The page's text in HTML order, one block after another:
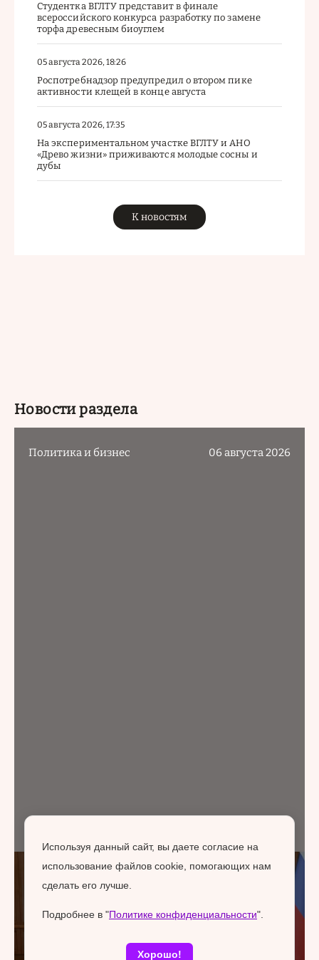
Студентка ВГЛТУ представит в финале
всероссийского конкурса разработку по замене
торфа древесным биоуглем
05 августа 2026, 18:26
Роспотребнадзор предупредил о втором пике
активности клещей в конце августа
05 августа 2026, 17:35
На экспериментальном участке ВГЛТУ и АНО
«Древо жизни» приживаются молодые сосны и
дубы
К новостям
Новости раздела
Политика и бизнес 06 августа 2026
Используя данный сайт, вы даете согласие на
использование файлов cookie, помогающих нам
сделать его лучше.
Подробнее в "Политике конфиденциальности".
Хорошо!